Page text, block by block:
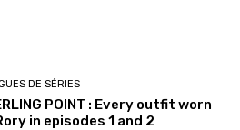
DE SÉRIES
POINT : Every outfit worn
in episodes 1 and 2